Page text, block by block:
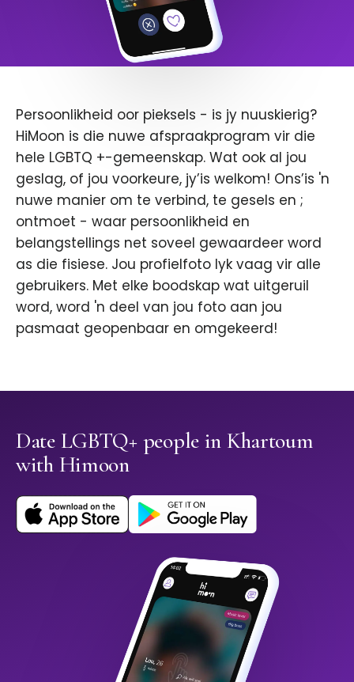
Persoonlikheid oor pieksels - is jy nuuskierig?
HiMoon is die nuwe afspraakprogram vir die
hele LGBTQ +-gemeenskap. Wat ook al jou
geslag, of jou voorkeure, jy’is welkom! Ons’is 'n
nuwe manier om te verbind, te gesels en ;
ontmoet - waar persoonlikheid en
belangstellings net soveel gewaardeer word
as die fisiese. Jou profielfoto lyk vaag vir alle
gebruikers. Met elke boodskap wat uitgeruil
word, word 'n deel van jou foto aan jou
pasmaat geopenbaar en omgekeerd!
Date LGBTQ+ people in Khartoum
with Himoon